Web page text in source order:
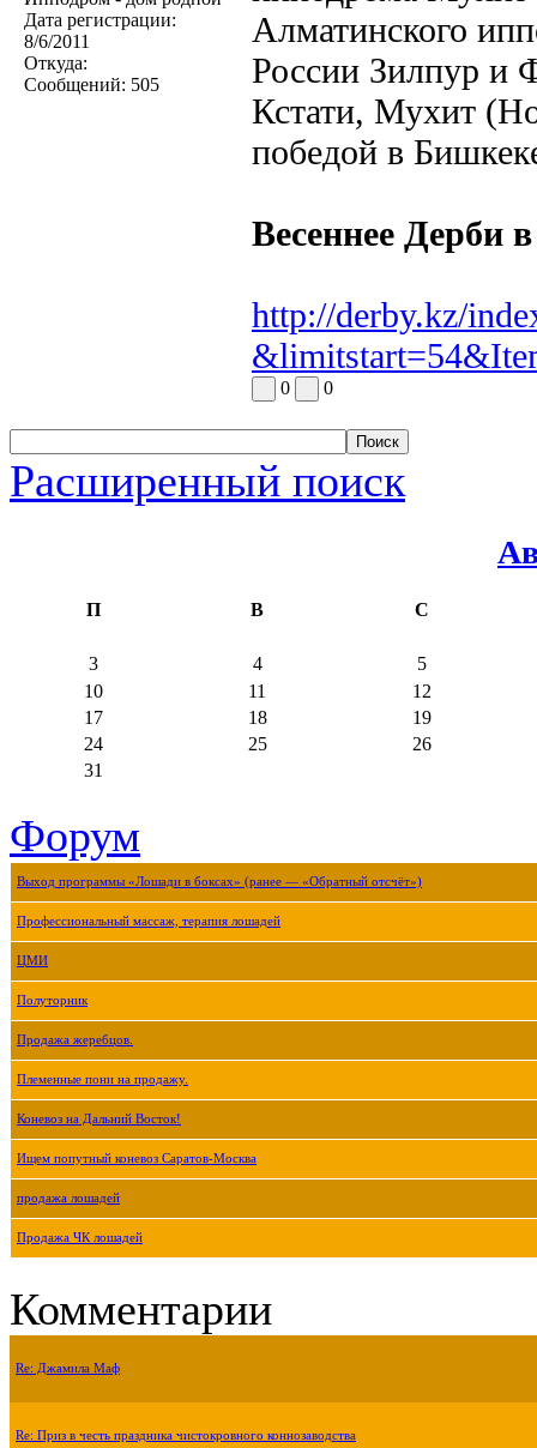
Дата регистрации:
8/6/2011
Откуда:
Сообщений: 505
Алматинского
России Зилпур и
Кстати, Мухит
победой в
Весеннее Дерби
http://derby.kz/
0 0
Расширенный поиск
П В С
3 4
5
10
11
12
17
18
19
24
25
26
31
Форум
Выход программы «Лошади в боксах» (ранее — «Обратный отсчёт»)
Профессиональный массаж, терапия лошадей
ЦМИ
Полуторник
Продажа жеребцов.
Племенные пони на продажу.
Коневоз на Дальний Восток!
Ищем попутный коневоз Саратов-Москва
продажа лошадей
Продажа ЧК лошадей
Комментарии
Re: Джамила Маф
Re: Приз в честь праздника чистокровного коннозаводства